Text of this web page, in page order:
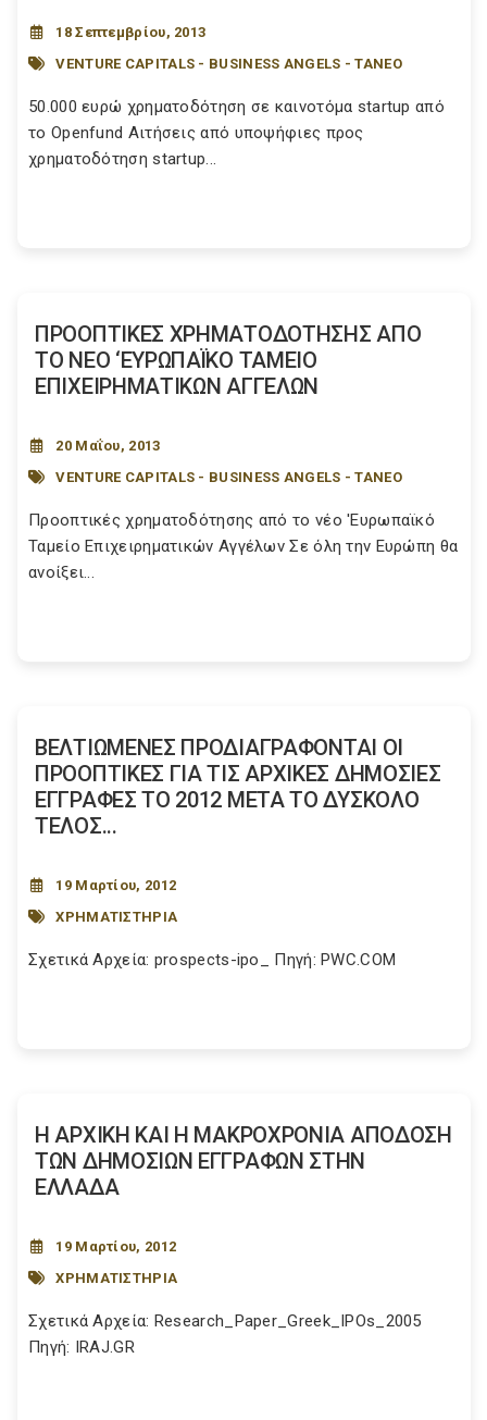
18 Σεπτεμβρίου, 2013
VENTURE CAPITALS - BUSINESS ANGELS - ΤΑΝΕΟ
50.000 ευρώ χρηματοδότηση σε καινοτόμα startup από
το Openfund Αιτήσεις από υποψήφιες προς
χρηματοδότηση startup...
ΠΡΟΟΠΤΙΚΕΣ ΧΡΗΜΑΤΟΔΟΤΗΣΗΣ ΑΠΟ
ΤΟ ΝΕΟ ‘ΕΥΡΩΠΑΪΚΟ ΤΑΜΕΙΟ
ΕΠΙΧΕΙΡΗΜΑΤΙΚΩΝ ΑΓΓΕΛΩΝ
20 Μαΐου, 2013
VENTURE CAPITALS - BUSINESS ANGELS - ΤΑΝΕΟ
Προοπτικές χρηματοδότησης από το νέο 'Ευρωπαϊκό
Ταμείο Επιχειρηματικών Αγγέλων Σε όλη την Ευρώπη θα
ανοίξει...
ΒΕΛΤΙΩΜΕΝΕΣ ΠΡΟΔΙΑΓΡΑΦΟΝΤΑΙ ΟΙ
ΠΡΟΟΠΤΙΚΕΣ ΓΙΑ ΤΙΣ ΑΡΧΙΚΕΣ ΔΗΜΟΣΙΕΣ
ΕΓΓΡΑΦΕΣ ΤΟ 2012 ΜΕΤΑ ΤΟ ΔΥΣΚΟΛΟ
ΤΕΛΟΣ...
19 Μαρτίου, 2012
ΧΡΗΜΑΤΙΣΤΗΡΙΑ
Σχετικά Αρχεία: prospects-ipo_ Πηγή: PWC.COM
Η ΑΡΧΙΚΗ ΚΑΙ Η ΜΑΚΡΟΧΡΟΝΙΑ ΑΠΟ∆ΟΣΗ
ΤΩΝ ∆ΗΜΟΣΙΩΝ ΕΓΓΡΑΦΩΝ ΣΤΗΝ
ΕΛΛΑ∆Α
19 Μαρτίου, 2012
ΧΡΗΜΑΤΙΣΤΗΡΙΑ
Σχετικά Αρχεία: Research_Paper_Greek_IPOs_2005
Πηγή: IRAJ.GR